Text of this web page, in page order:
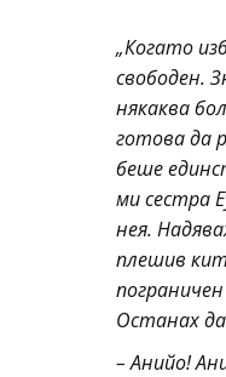
„Когато
свободен.
някаква
готова да
беше
ми сестра
нея.
плешив
Останах
– Анийо!